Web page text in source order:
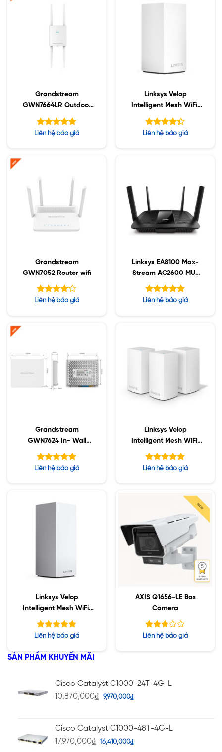
Grandstream
GWN7664LR Outdoor
Long Range 802.11ax
Được xếp
Liên hệ báo giá
Linksys Velop
Intelligent Mesh WiFi,
1-Pack White (AC1300)
Được xếp
Liên hệ báo giá
Grandstream
GWN7052 Router wifi
Được
Liên hệ báo giá
Linksys EA8100 Max-
Stream AC2600 MU-
MIMO Gigabit WiFi
Được xếp
Liên hệ báo giá
Grandstream
GWN7624 In- Wall
802.11ac Wave 2
Được xếp
Liên hệ báo giá
Linksys Velop
Intelligent Mesh WiFi,
3-Pack White
(AC3900)
Được xếp
Liên hệ báo giá
Linksys Velop
Intelligent Mesh WiFi,
1-Pack White (AC2200)
Được xếp
5 sao
Liên hệ báo giá
AXIS Q1656-LE Box
Camera
Được
Liên hệ báo giá
SẢN PHẨM KHUYẾN MÃI
Cisco Catalyst C1000-24T-4G-L
10,870,000₫ 9,970,000₫
Cisco Catalyst C1000-48T-4G-L
17,970,000₫ 16,410,000₫